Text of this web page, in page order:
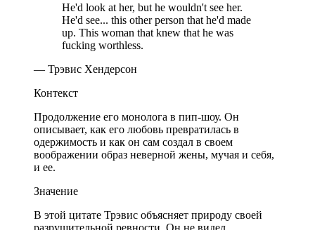
He'd look at her, but he wouldn't see her.
He'd see... this other person that he'd made
up. This woman that knew that he was
fucking worthless.
— Трэвис Хендерсон
Контекст
Продолжение его монолога в пип-шоу. Он
описывает, как его любовь превратилась в
одержимость и как он сам создал в своем
воображении образ неверной жены, мучая и себя,
и ее.
Значение
В этой цитате Трэвис объясняет природу своей
разрушительной ревности. Он не видел